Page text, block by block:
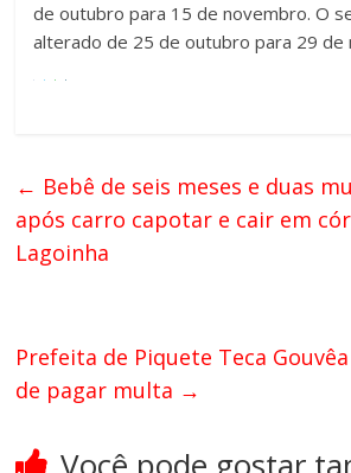
de outubro para 15 de novembro. O
alterado de 25 de outubro para 29 de
← Bebê de seis meses e duas
após carro capotar e cair em
Lagoinha
Prefeita de Piquete Teca
de pagar multa →